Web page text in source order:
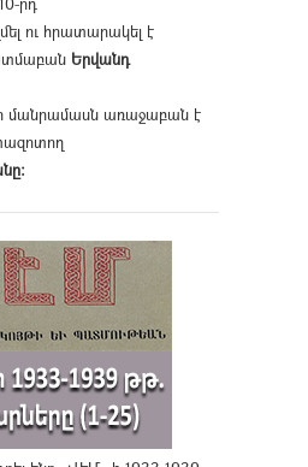
ու հրատարակել է
Երվանդ
մանրամասն առաջաբան է